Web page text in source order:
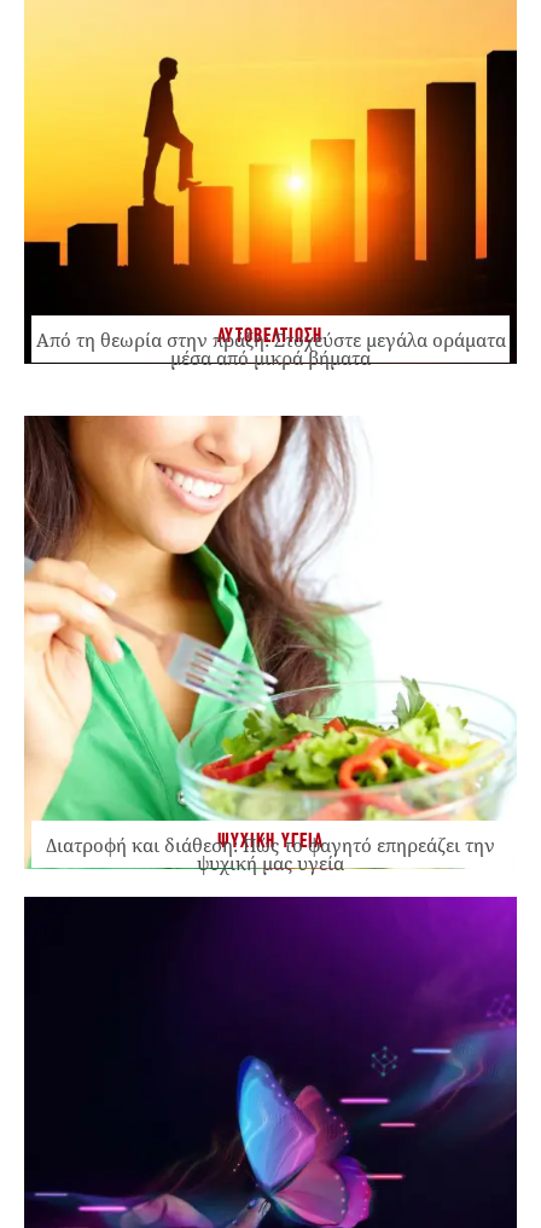
ΑΥΤΟΒΕΛΤΙΩΣΗ
Από τη θεωρία στην πράξη: Στοχεύστε μεγάλα οράματα
μέσα από μικρά βήματα
ΨΥΧΙΚΗ ΥΓΕΙΑ
Διατροφή και διάθεση: Πώς το φαγητό επηρεάζει την
ψυχική μας υγεία